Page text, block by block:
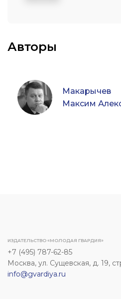
Авторы
Макарычев
Максим
ИЗДАТЕЛЬСТВО «МОЛОДАЯ ГВАРДИЯ»
+7 (495) 787-62-85
Москва, ул. Сущевская, д. 19,
info@gvardiya.ru